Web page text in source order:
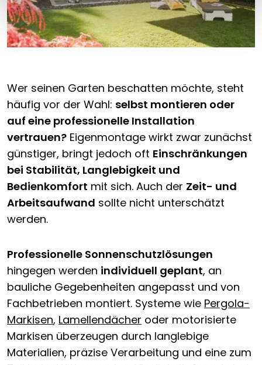
Wer seinen Garten beschatten möchte, steht
häufig vor der Wahl: selbst montieren oder
auf eine professionelle Installation
vertrauen? Eigenmontage wirkt zwar zunächst
günstiger, bringt jedoch oft Einschränkungen
bei Stabilität, Langlebigkeit und
Bedienkomfort mit sich. Auch der Zeit- und
Arbeitsaufwand sollte nicht unterschätzt
werden.
Professionelle Sonnenschutzlösungen
hingegen werden individuell geplant, an
bauliche Gegebenheiten angepasst und von
Fachbetrieben montiert. Systeme wie Pergola-
Markisen, Lamellendächer oder motorisierte
Markisen überzeugen durch langlebige
Materialien, präzise Verarbeitung und eine zum